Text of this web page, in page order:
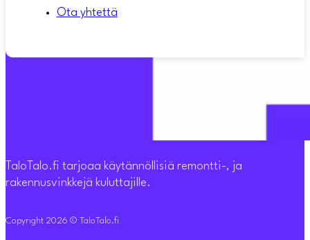
TaloTalo.fi tarjoaa käytännöllisiä remontti-, ja
rakennusvinkkejä kuluttajille.
Copyright 2026 © TaloTalo.fi
Ota yhtettä